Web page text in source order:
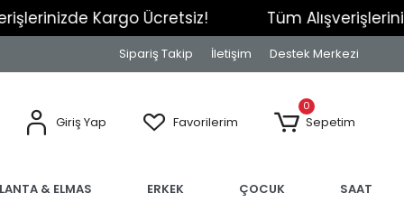
Kargo Ücretsiz! Tüm Alışverişlerinizde
Sipariş Takip İletişim Destek Merkezi
Giriş Yap Favorilerim
0
Sepetim
& ELMAS ERKEK ÇOCUK SAAT